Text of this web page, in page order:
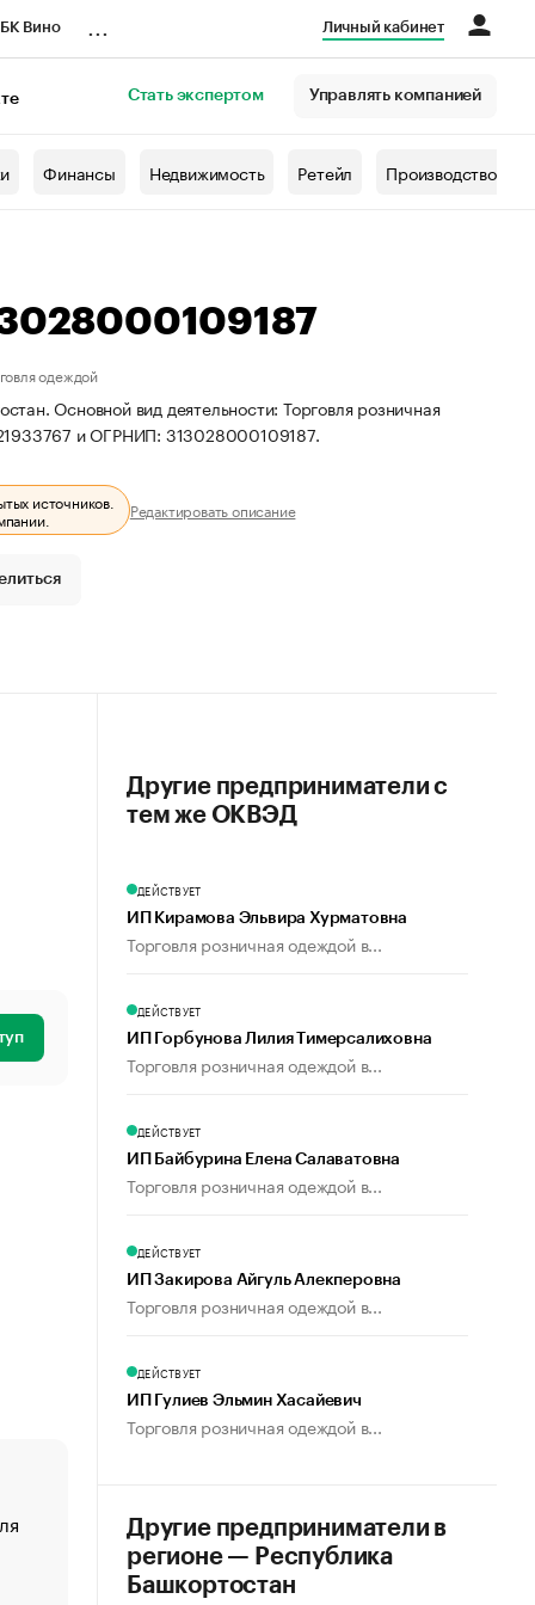
Вино Личный кабинет
Стать экспертом Управлять компанией
Финансы Недвижимость Ретейл Производство
одеждой
Основной вид деятельности: Торговля розничная
и ОГРНИП: 313028000109187.
источников.
Редактировать описание
«От спорта тело стареет иначе». Как живет глава
создавшей GTA
«Деньги будут не нужны»: что рассказал Маск в
Другие предприниматели с
тем же ОКВЭД
ДЕЙСТВУЕТ
ИП Кирамова Эльвира Хурматовна
Торговля розничная одеждой в...
ДЕЙСТВУЕТ
ИП Горбунова Лилия Тимерсалиховна
Торговля розничная одеждой в...
ДЕЙСТВУЕТ
ИП Байбурина Елена Салаватовна
Торговля розничная одеждой в...
ДЕЙСТВУЕТ
ИП Закирова Айгуль Алекперовна
Торговля розничная одеждой в...
ДЕЙСТВУЕТ
ИП Гулиев Эльмин Хасайевич
Торговля розничная одеждой в...
Другие предприниматели в
регионе — Республика
Башкортостан